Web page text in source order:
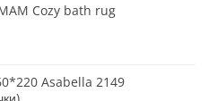
Cozy bath rug
Asabella 2149